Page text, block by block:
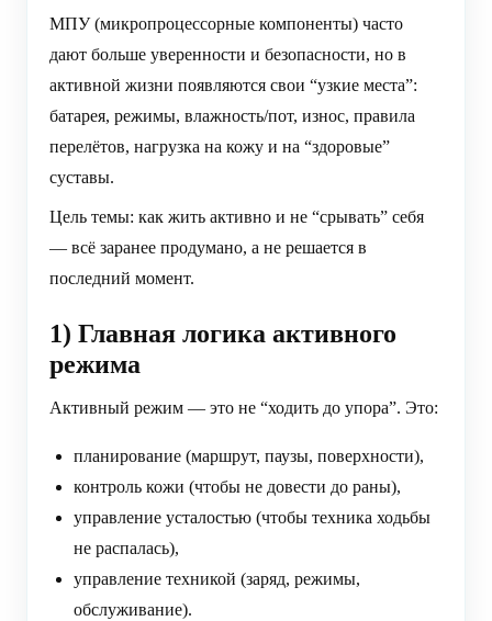
МПУ (микропроцессорные компоненты) часто
дают больше уверенности и безопасности, но в
активной жизни появляются свои “узкие места”:
батарея, режимы, влажность/пот, износ, правила
перелётов, нагрузка на кожу и на “здоровые”
суставы.
Цель темы: как жить активно и не “срывать” себя
— всё заранее продумано, а не решается в
последний момент.
1) Главная логика активного
режима
Активный режим — это не “ходить до упора”. Это:
планирование (маршрут, паузы, поверхности),
контроль кожи (чтобы не довести до раны),
управление усталостью (чтобы техника ходьбы
не распалась),
управление техникой (заряд, режимы,
обслуживание).